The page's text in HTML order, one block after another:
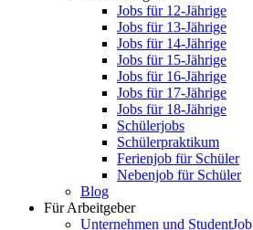
Jobs für 12-Jährige
Jobs für 13-Jährige
Jobs für 14-Jährige
Jobs für 15-Jährige
Jobs für 16-Jährige
Jobs für 17-Jährige
Jobs für 18-Jährige
Schülerjobs
Schülerpraktikum
Ferienjob für Schüler
Nebenjob für Schüler
Blog
Für Arbeitgeber
Unternehmen und StudentJob